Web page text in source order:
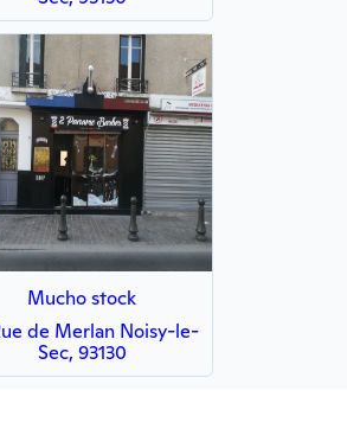
Mucho stock
de Merlan Noisy-le-
Sec, 93130